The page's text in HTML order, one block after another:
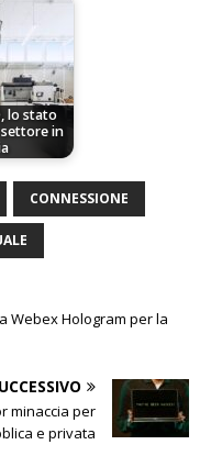
lo stato
settore in
CONNESSIONE
Webex Hologram per la
minaccia per
e privata